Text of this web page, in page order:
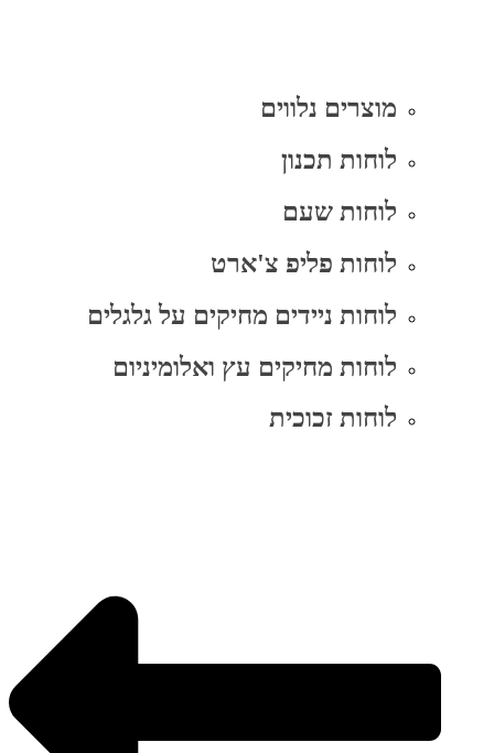
מוצרים נלווים
לוחות תכנון
לוחות שעם
לוחות פליפ צ'ארט
לוחות ניידים מחיקים על גלגלים
לוחות מחיקים עץ ואלומיניום
לוחות זכוכית